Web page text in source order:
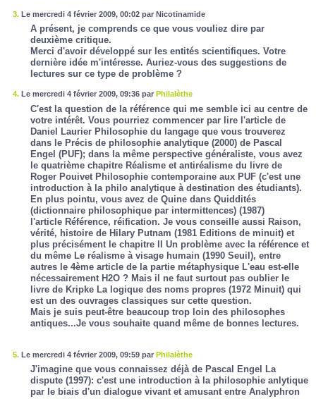
3. Le mercredi 4 février 2009, 00:02 par Nicotinamide
A présent, je comprends ce que vous vouliez dire par
deuxième critique.
Merci d'avoir développé sur les entités scientifiques. Votre
dernière idée m'intéresse. Auriez-vous des suggestions de
lectures sur ce type de problème ?
4. Le mercredi 4 février 2009, 09:36 par Philalèthe
C'est la question de la référence qui me semble ici au centre de
votre intérêt. Vous pourriez commencer par lire l'article de
Daniel Laurier Philosophie du langageque vous trouverez
dans le Précis de philosophie analytique(2000) de Pascal
Engel (PUF); dans la même perspective généraliste, vous avez
le quatrième chapitre Réalisme et antiréalismedu livre de
Roger Pouivet Philosophie contemporaineaux PUF (c'est une
introduction à la philo analytique à destination des étudiants).
En plus pointu, vous avez de Quine dans Quiddités
(dictionnaire philosophique par intermittences)(1987)
l'article Référence, réification. Je vous conseille aussi Raison,
vérité, histoirede Hilary Putnam (1981 Editions de minuit) et
plus précisément le chapitre II Un problème avec la référenceet
du même Le réalisme à visage humain(1990 Seuil), entre
autres le 4ème article de la partie métaphysique L'eau est-elle
nécessairement H2O ? Mais il ne faut surtout pas oublier le
livre de Kripke La logique des noms propres(1972 Minuit) qui
est un des ouvrages classiques sur cette question.
Mais je suis peut-être beaucoup trop loin des philosophes
antiques...Je vous souhaite quand même de bonnes lectures.
5. Le mercredi 4 février 2009, 09:59 par Philalèthe
J'imagine que vous connaissez déjà de Pascal Engel
La
dispute(1997): c'est une introduction à la philosophie anlytique
par le biais d'un dialogue vivant et amusant entre Analyphron